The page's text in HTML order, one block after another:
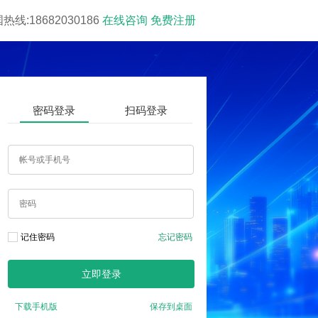
免费注册
在线咨询
热线:18682030186
密码登录 扫码登录
记住密码 忘记密码
下载手机版 保存到桌面